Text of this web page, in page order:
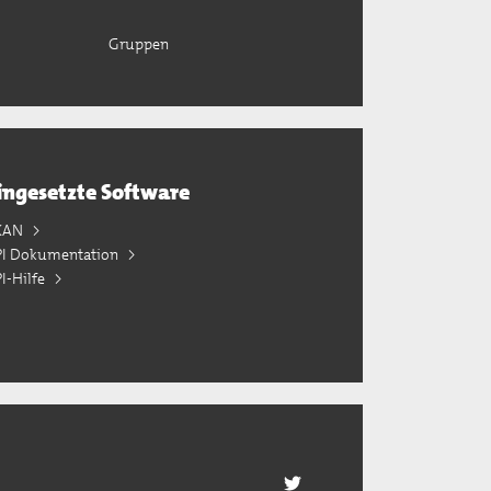
Gruppen
Software
Dokumentation
Hilfe